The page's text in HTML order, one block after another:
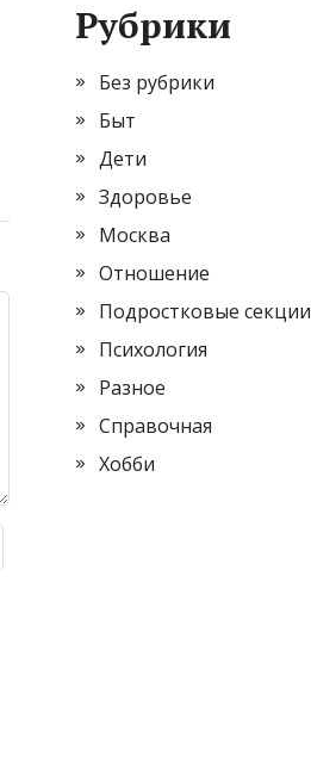
Рубрики
Без рубрики
Быт
Дети
Здоровье
Москва
Отношение
Подростковые секции
Психология
Разное
Справочная
Хобби